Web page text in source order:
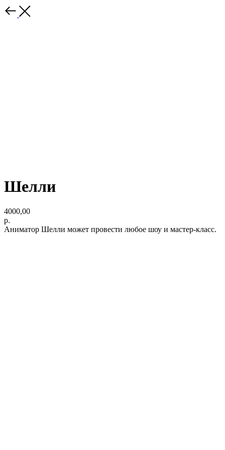
Шелли
4000,00
р.
Аниматор Шелли может провести любое шоу и мастер-класс.